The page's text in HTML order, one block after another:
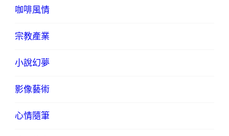
咖啡風情
宗教產業
小說幻夢
影像藝術
心情隨筆